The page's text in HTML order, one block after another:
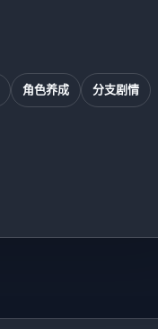
角色养成 分支剧情